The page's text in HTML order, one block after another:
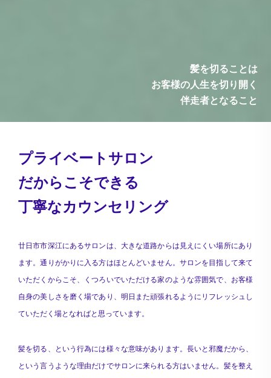
髪を切ることは
お客様の人生を切り開く
伴走者となること
プライベートサロン
だからこそできる
丁寧なカウンセリング
廿日市市深江にあるサロンは、大きな道路からは見えにくい場所にあり
ます。通りがかりに入る方はほとんどいません。サロンを目指して来て
いただくからこそ、くつろいでいただける家のような雰囲気で、お客様
自身の美しさを磨く場であり、明日また頑張れるようにリフレッシュし
ていただく場となればと思っています。
髪を切る、という行為には様々な意味があります。長いと邪魔だから、
という言うような理由だけでサロンに来られる方はいません。髪を整え